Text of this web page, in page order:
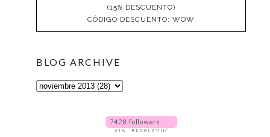
(15% DESCUENTO)
CÓDIGO DESCUENTO: WOW
BLOG ARCHIVE